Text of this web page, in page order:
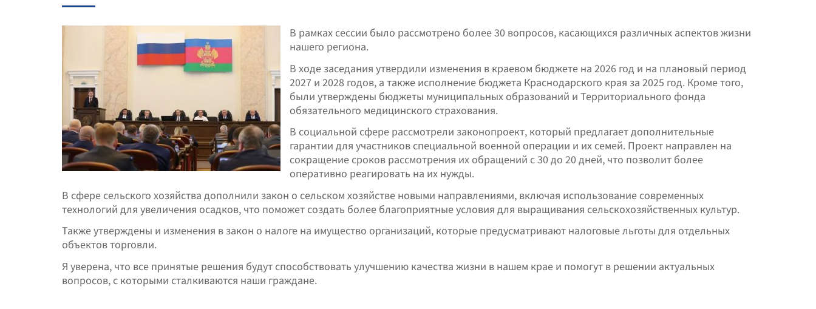
В рамках сессии было рассмотрено более 30 вопросов, касающихся различных аспектов жизни
нашего региона.
В ходе заседания утвердили изменения в краевом бюджете на 2026 год и на плановый период
2027 и 2028 годов, а также исполнение бюджета Краснодарского края за 2025 год. Кроме того,
были утверждены бюджеты муниципальных образований и Территориального фонда
обязательного медицинского страхования.
В социальной сфере рассмотрели законопроект, который предлагает дополнительные
гарантии для участников специальной военной операции и их семей. Проект направлен на
сокращение сроков рассмотрения их обращений с 30 до 20 дней, что позволит более
оперативно реагировать на их нужды.
В сфере сельского хозяйства дополнили закон о сельском хозяйстве новыми направлениями, включая использование современных
технологий для увеличения осадков, что поможет создать более благоприятные условия для выращивания сельскохозяйственных культур.
Также утверждены и изменения в закон о налоге на имущество организаций, которые предусматривают налоговые льготы для отдельных
объектов торговли.
Я уверена, что все принятые решения будут способствовать улучшению качества жизни в нашем крае и помогут в решении актуальных
вопросов, с которыми сталкиваются наши граждане.